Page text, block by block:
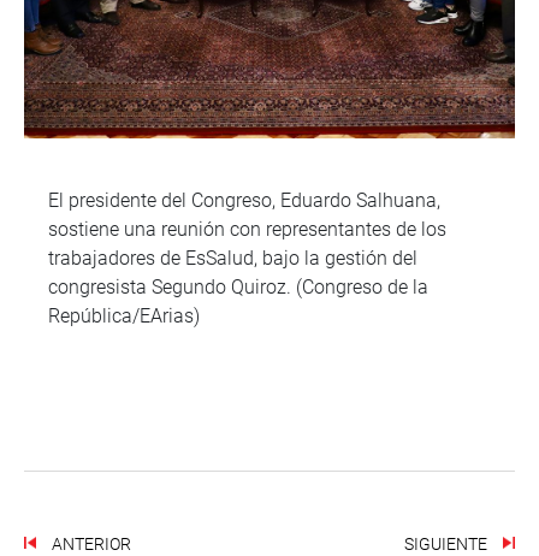
El presidente del Congreso, Eduardo Salhuana,
sostiene una reunión con representantes de los
trabajadores de EsSalud, bajo la gestión del
congresista Segundo Quiroz. (Congreso de la
República/EArias)
ANTERIOR SIGUIENTE